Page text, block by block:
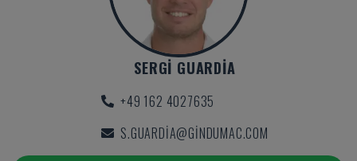
SERGI GUARDIA
+49 162 4027635
S.GUARDIA@GINDUMAC.COM